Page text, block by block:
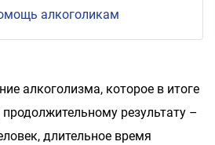
алкоголикам
алкоголизма, которое в итоге
результату –
длительное время